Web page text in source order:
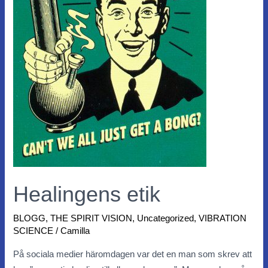
Healingens etik
BLOGG,THE SPIRIT VISION, Uncategorized,VIBRATION
SCIENCE /Camilla
På sociala medier häromdagen var det en man som skrev att